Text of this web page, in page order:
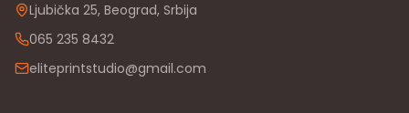
Ljubička 25, Beograd, Srbija
065 235 8432
eliteprintstudio@gmail.com